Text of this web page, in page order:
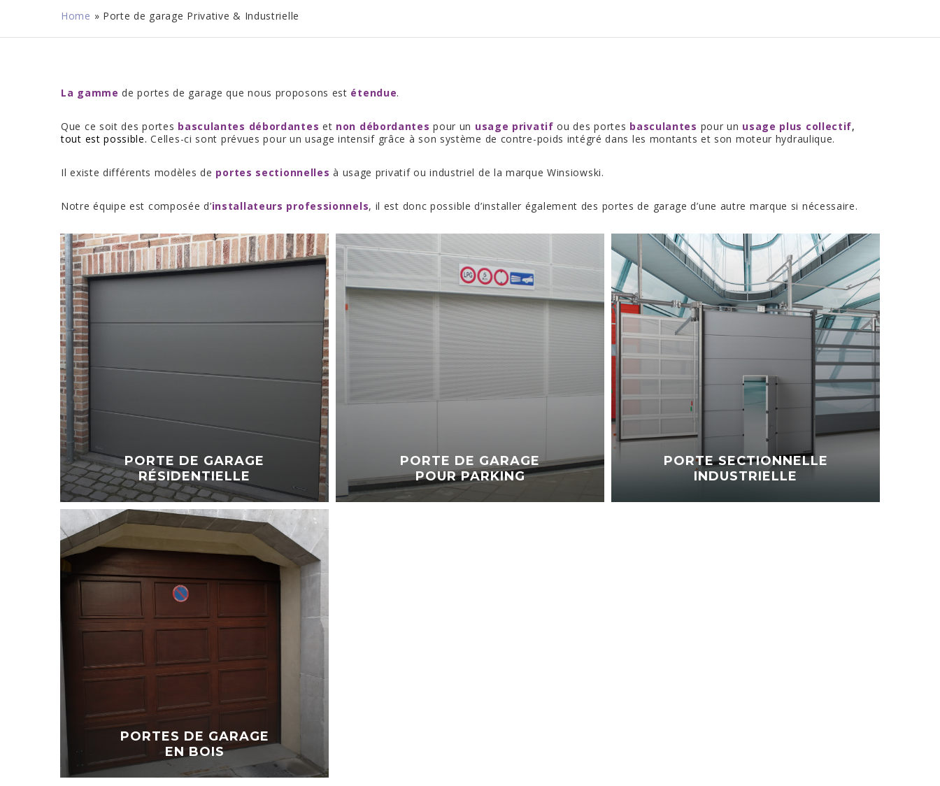
Home » Porte de garage Privative & Industrielle
La gamme de portes de garage que nous proposons est étendue.
Que ce soit des portes basculantes débordantes et non débordantes pour un usage privatif ou des portes basculantes pour un usage plus collectif,
tout est possible. Celles-ci sont prévues pour un usage intensif grâce à son système de contre-poids intégré dans les montants et son moteur hydraulique.
Il existe différents modèles de portes sectionnelles à usage privatif ou industriel de la marque Winsiowski.
Notre équipe est composée d’installateurs professionnels, il est donc possible d’installer également des portes de garage d’une autre marque si nécessaire.
PORTE DE GARAGE
RÉSIDENTIELLE
PORTE DE GARAGE
POUR PARKING
PORTE SECTIONNELLE
INDUSTRIELLE
PORTES DE GARAGE
EN BOIS